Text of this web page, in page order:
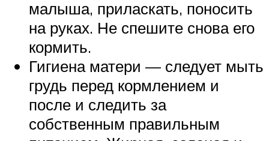
малыша, приласкать, поносить
на руках. Не спешите снова его
кормить.
Гигиена матери — следует мыть
грудь перед кормлением и
после и следить за
собственным правильным